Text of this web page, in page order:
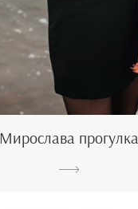
Мирослава прогулка